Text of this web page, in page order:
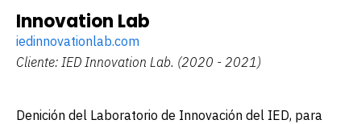
Innovation Lab
iedinnovationlab.com
Cliente: IED Innovation Lab. (2020 - 2021)
Definición del Laboratorio de Innovación del IED, para